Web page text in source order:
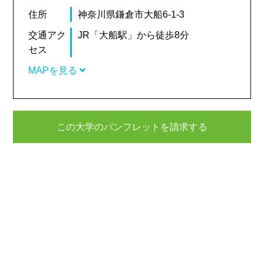
住所 神奈川県鎌倉市大船6-1-3
交通アク
セス
JR「大船駅」から徒歩8分
MAPを見る
この大学のパンフレットを請求する